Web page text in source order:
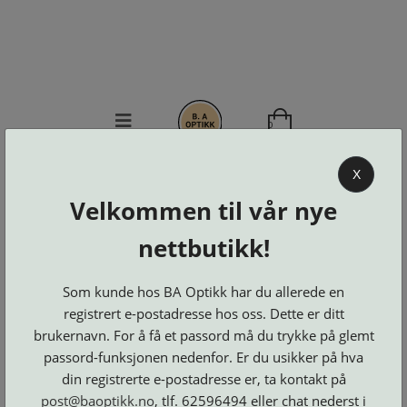
KJØPSVILKÅR
OSS
DELER
LOGG INN
0
Brillerens
Brillesnorer
Clip-
on
Suncover
Etuier
Innfatninger
Lesebriller
Luper
og
Speil
Microkluter
Neseputer
og
Solbriller
Se alle kategorier
X
Velkommen til vår nye
nettbutikk!
Som kunde hos BA Optikk har du allerede en
registrert e-postadresse hos oss. Dette er ditt
brukernavn. For å få et passord må du trykke på glemt
passord-funksjonen nedenfor. Er du usikker på hva
din registrerte e-postadresse er, ta kontakt på
post@baoptikk.no, tlf. 62596494 eller chat nederst i